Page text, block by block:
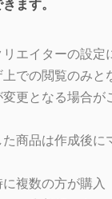
ます。
エイターの設定
での閲覧のみと
更となる場合が
商品は作成後に
複数の方が購入